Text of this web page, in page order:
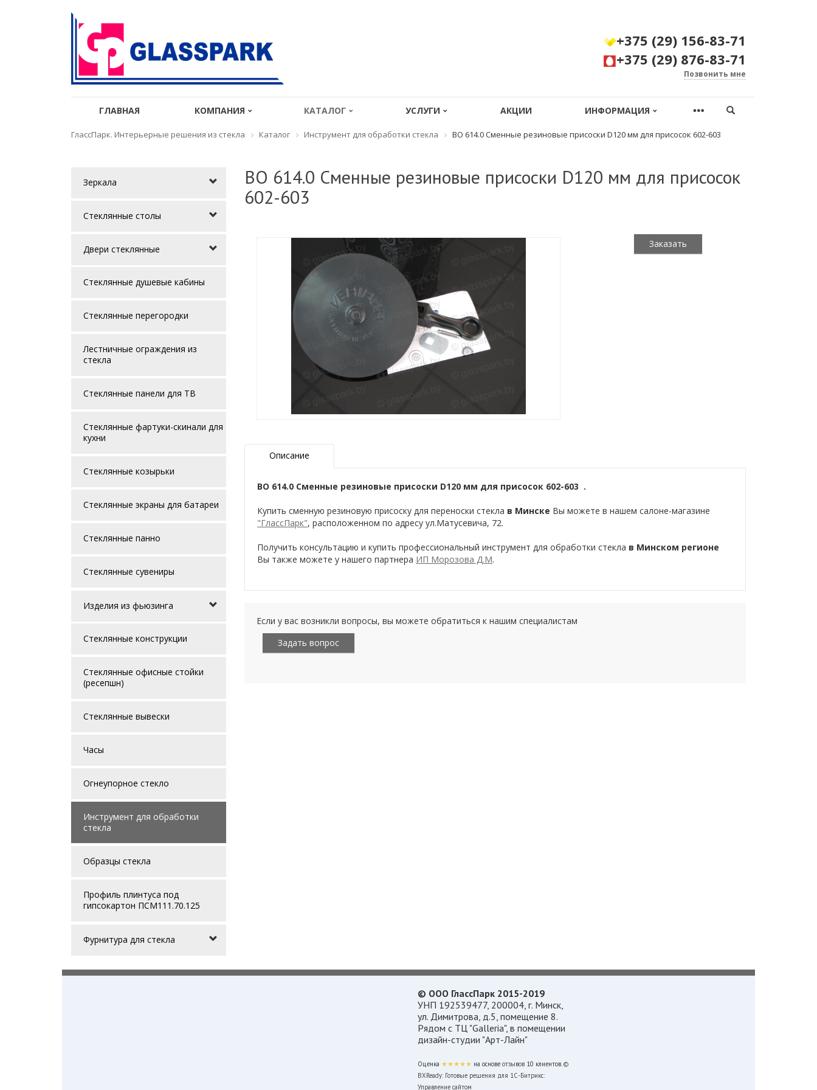
+375 (29) 156-83-71
+375 (29) 876-83-71
Позвонить мне
ГЛАВНАЯ КОМПАНИЯ КАТАЛОГ УСЛУГИ АКЦИИ ИНФОРМАЦИЯ
ГлассПарк. Интерьерные решения из стекла Каталог Инструмент для обработки стекла BO 614.0 Сменные резиновые присоски D120 мм для присосок 602-603
BO 614.0 Сменные резиновые присоски D120 мм для присосок
602-603
Заказать
Описание
BO 614.0 Сменные резиновые присоски D120 мм для присосок 602-603 .
Купить сменную резиновую присоску для переноски стекла в Минске Вы можете в нашем салоне-магазине
"ГлассПарк", расположенном по адресу ул.Матусевича, 72.
Получить консультацию и купить профессиональный инструмент для обработки стекла в Минском регионе
Вы также можете у нашего партнера ИП Морозова Д.М.
Если у вас возникли вопросы, вы можете обратиться к нашим специалистам
Задать вопрос
Зеркала
Стеклянные столы
Двери стеклянные
Стеклянные душевые кабины
Стеклянные перегородки
Лестничные ограждения из
стекла
Стеклянные панели для ТВ
Стеклянные фартуки-скинали для
кухни
Стеклянные козырьки
Стеклянные экраны для батареи
Стеклянные панно
Стеклянные сувениры
Изделия из фьюзинга
Стеклянные конструкции
Стеклянные офисные стойки
(ресепшн)
Стеклянные вывески
Часы
Огнеупорное стекло
Инструмент для обработки
стекла
Образцы стекла
Профиль плинтуса под
гипсокартон ПСМ111.70.125
Фурнитура для стекла
© ООО ГлассПарк 2015-2019
УНП 192539477, 200004, г. Минск,
ул. Димитрова, д.5, помещение 8.
Рядом с ТЦ "Galleria", в помещении
дизайн-студии "Арт-Лайн"
Оценка ★★★★★ на основе отзывов 10 клиентов. ©
BXReady: Готовые решения для 1С-Битрикс:
Управление сайтом